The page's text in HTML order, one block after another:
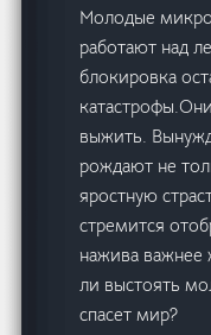
Молодые
работают над
блокировка
выжить.
рождают не
яростную
стремится
нажива
ли выстоять
спасет мир?